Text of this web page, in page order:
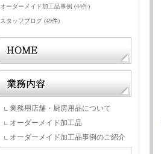
オーダーメイド加工品事例 (44件)
スタッフブログ (49件)
業務用店舗・厨房用品について
オーダーメイド加工品
オーダーメイド加工品事例のご紹介